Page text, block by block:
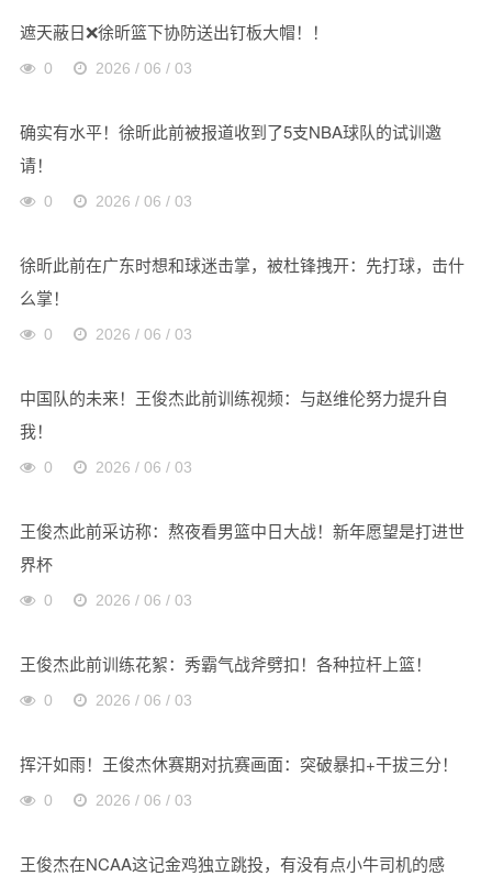
遮天蔽日❌️徐昕篮下协防送出钉板大帽！！
0 2026 / 06 / 03
确实有水平！徐昕此前被报道收到了5支NBA球队的试训邀
请！
0 2026 / 06 / 03
徐昕此前在广东时想和球迷击掌，被杜锋拽开：先打球，击什
么掌！
0 2026 / 06 / 03
中国队的未来！王俊杰此前训练视频：与赵维伦努力提升自
我！
0 2026 / 06 / 03
王俊杰此前采访称：熬夜看男篮中日大战！新年愿望是打进世
界杯
0 2026 / 06 / 03
王俊杰此前训练花絮：秀霸气战斧劈扣！各种拉杆上篮！
0 2026 / 06 / 03
挥汗如雨！王俊杰休赛期对抗赛画面：突破暴扣+干拔三分！
0 2026 / 06 / 03
王俊杰在NCAA这记金鸡独立跳投，有没有点小牛司机的感